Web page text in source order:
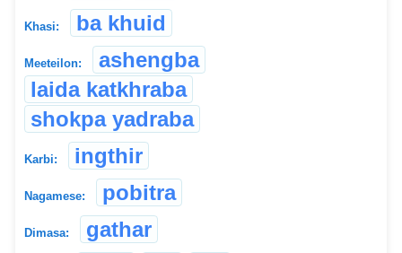
Khasi: ba khuid
Meeteilon:
ashengba
laida katkhraba
shokpa yadraba
Karbi: ingthir
Nagamese: pobitra
Dimasa: gathar